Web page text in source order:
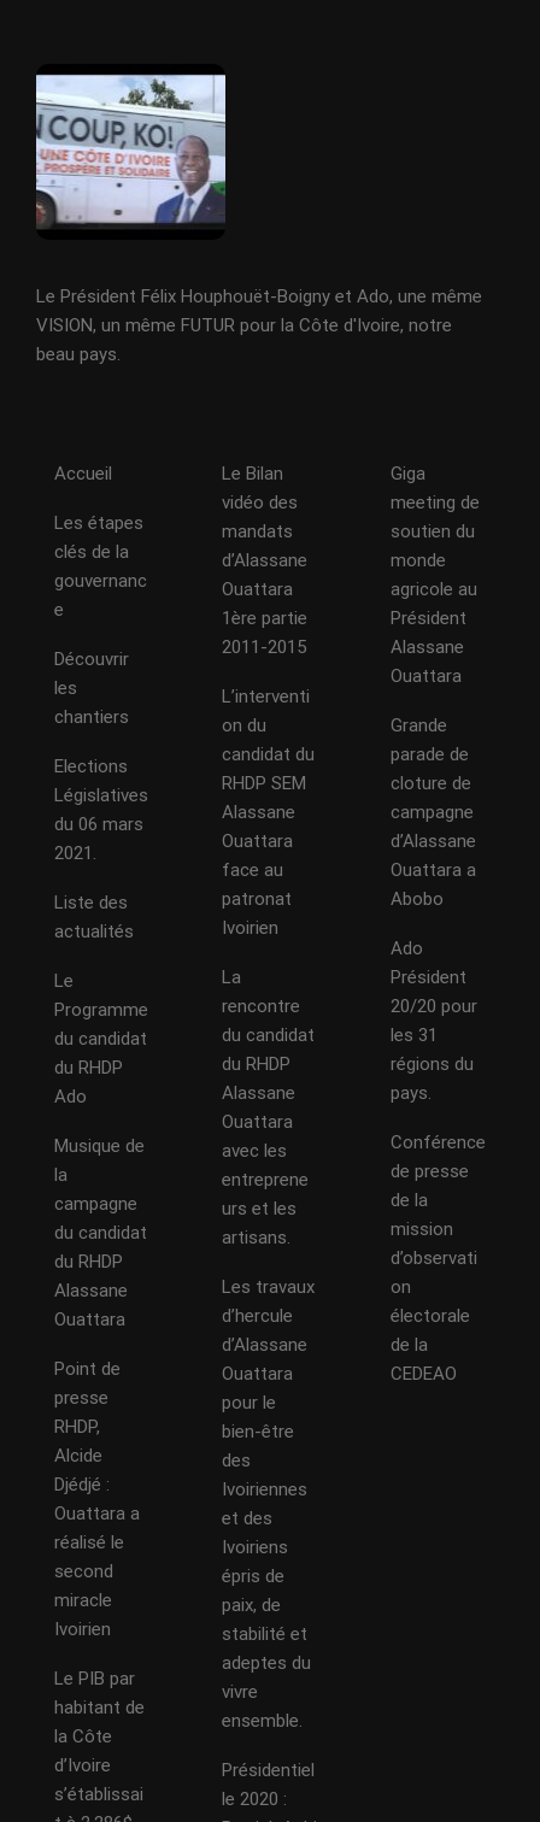
Le Président Félix Houphouët-Boigny et Ado, une même
VISION, un même FUTUR pour la Côte d'Ivoire, notre
beau pays.
Accueil
Les étapes
clés de la
gouvernanc
e
Découvrir
les
chantiers
Elections
Législatives
du 06 mars
2021.
Liste des
actualités
Le
Programme
du candidat
du RHDP
Ado
Musique de
la
campagne
du candidat
du RHDP
Alassane
Ouattara
Point de
presse
RHDP,
Alcide
Djédjé :
Ouattara a
réalisé le
second
miracle
Ivoirien
Le PIB par
habitant de
la Côte
d’Ivoire
s’établissai
Le Bilan
vidéo des
mandats
d’Alassane
Ouattara
1ère partie
2011-2015
L’interventi
on du
candidat du
RHDP SEM
Alassane
Ouattara
face au
patronat
Ivoirien
La
rencontre
du candidat
du RHDP
Alassane
Ouattara
avec les
entreprene
urs et les
artisans.
Les travaux
d’hercule
d’Alassane
Ouattara
pour le
bien-être
des
Ivoiriennes
et des
Ivoiriens
épris de
paix, de
stabilité et
adeptes du
vivre
ensemble.
Présidentiel
le 2020 :
Giga
meeting de
soutien du
monde
agricole au
Président
Alassane
Ouattara
Grande
parade de
cloture de
campagne
d’Alassane
Ouattara a
Abobo
Ado
Président
20/20 pour
les 31
régions du
pays.
Conférence
de presse
de la
mission
d’observati
on
électorale
de la
CEDEAO